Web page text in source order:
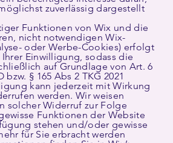
zuverlässig dargestellt
Funktionen von Wix und die
nicht notwendigen Wix-
oder Werbe-Cookies) erfolgt
Einwilligung, sodass die
auf Grundlage von Art. 6
bzw. § 165 Abs 2 TKG 2021
kann jederzeit mit Wirkung
werden. Wir weisen
solcher Widerruf zur Folge
Funktionen der Website
stehen und/oder gewisse
für Sie erbracht werden